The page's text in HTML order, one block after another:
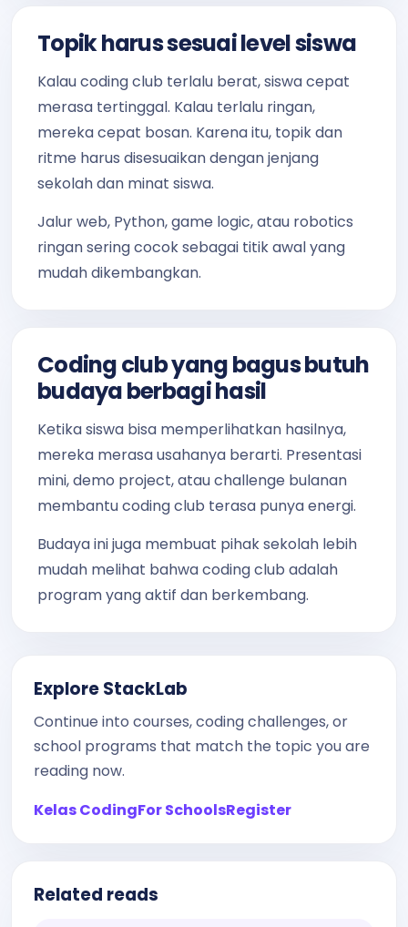
Topik harus sesuai level siswa
Kalau coding club terlalu berat, siswa cepat
merasa tertinggal. Kalau terlalu ringan,
mereka cepat bosan. Karena itu, topik dan
ritme harus disesuaikan dengan jenjang
sekolah dan minat siswa.
Jalur web, Python, game logic, atau robotics
ringan sering cocok sebagai titik awal yang
mudah dikembangkan.
Coding club yang bagus butuh
budaya berbagi hasil
Ketika siswa bisa memperlihatkan hasilnya,
mereka merasa usahanya berarti. Presentasi
mini, demo project, atau challenge bulanan
membantu coding club terasa punya energi.
Budaya ini juga membuat pihak sekolah lebih
mudah melihat bahwa coding club adalah
program yang aktif dan berkembang.
Explore StackLab
Continue into courses, coding challenges, or
school programs that match the topic you are
reading now.
Kelas CodingFor SchoolsRegister
Related reads